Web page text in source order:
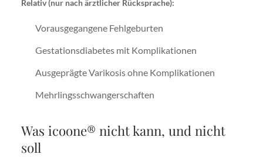
Relativ (nur nach ärztlicher Rücksprache):
Vorausgegangene Fehlgeburten
Gestationsdiabetes mit Komplikationen
Ausgeprägte Varikosis ohne Komplikationen
Mehrlingsschwangerschaften
Was icoone® nicht kann, und nicht
soll